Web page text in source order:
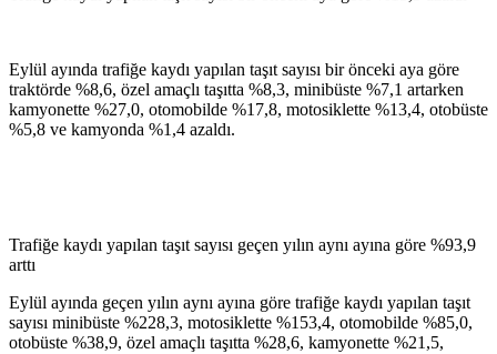
Eylül ayında trafiğe kaydı yapılan taşıt sayısı bir önceki aya göre
traktörde %8,6, özel amaçlı taşıtta %8,3, minibüste %7,1 artarken
kamyonette %27,0, otomobilde %17,8, motosiklette %13,4, otobüste
%5,8 ve kamyonda %1,4 azaldı.
Trafiğe kaydı yapılan taşıt sayısı geçen yılın aynı ayına göre %93,9
arttı
Eylül ayında geçen yılın aynı ayına göre trafiğe kaydı yapılan taşıt
sayısı minibüste %228,3, motosiklette %153,4, otomobilde %85,0,
otobüste %38,9, özel amaçlı taşıtta %28,6, kamyonette %21,5,